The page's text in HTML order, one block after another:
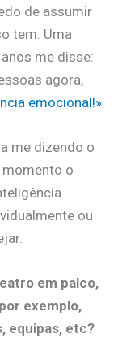
de assumir
tem. Uma
me disse:
agora,
emocional!»
me dizendo o
momento o
ou
em palco,
exemplo,
equipas, etc?